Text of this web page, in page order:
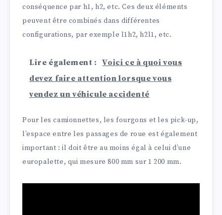
conséquence par h1, h2, etc. Ces deux éléments
peuvent être combinés dans différentes
configurations, par exemple l1h2, h2l1, etc.
Lire également :
Voici ce à quoi vous
devez faire attention lorsque vous
vendez un véhicule accidenté
Pour les camionnettes, les fourgons et les pick-up,
l’espace entre les passages de roue est également
important : il doit être au moins égal à celui d’une
europalette, qui mesure 800 mm sur 1 200 mm.